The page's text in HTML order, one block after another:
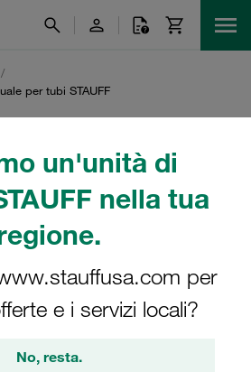
un'unità di
nella tua
per
e i servizi locali?
No, resta.
/
per tubi STAUFF
piegatrice
tubi STAUFF
alla piegatrice manuale per